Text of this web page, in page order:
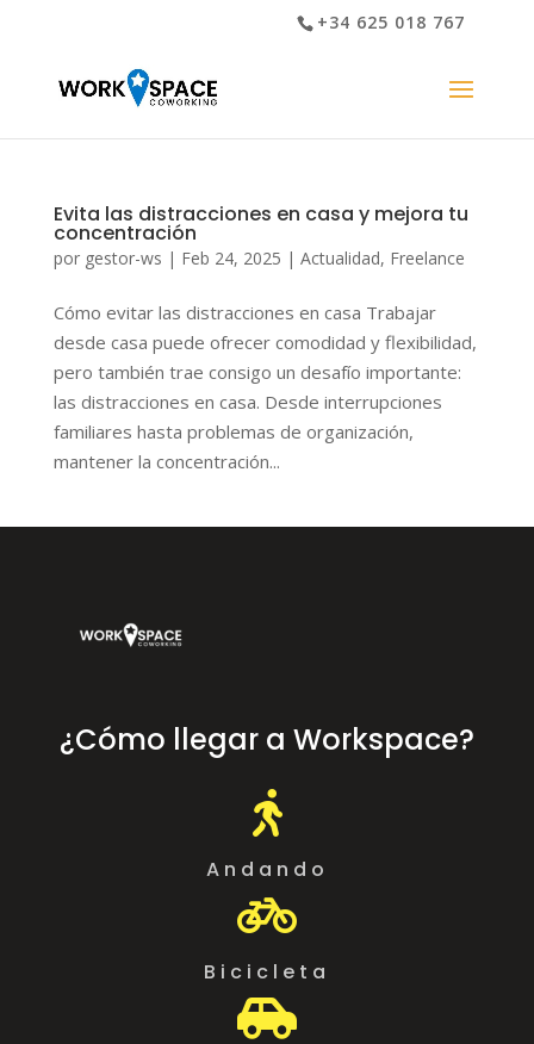
+34 625 018 767
Evita las distracciones en casa y mejora tu
concentración
por gestor-ws | Feb 24, 2025 | Actualidad, Freelance
Cómo evitar las distracciones en casa Trabajar
desde casa puede ofrecer comodidad y flexibilidad,
pero también trae consigo un desafío importante:
las distracciones en casa. Desde interrupciones
familiares hasta problemas de organización,
mantener la concentración...
¿Cómo llegar a Workspace?

Andando

Bicicleta
